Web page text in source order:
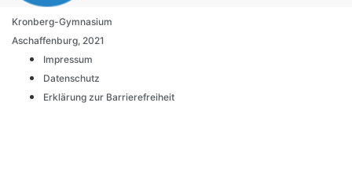
Kronberg-Gymnasium
Aschaffenburg, 2021
Impressum
Datenschutz
Erklärung zur Barrierefreiheit